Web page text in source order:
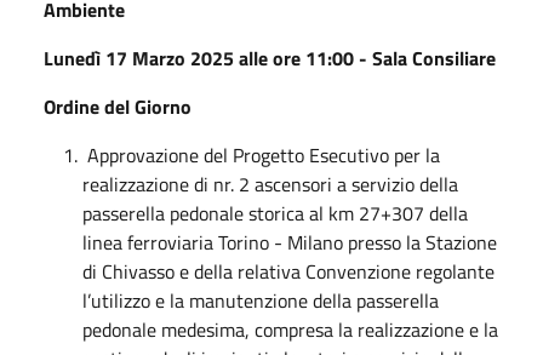
Ambiente
Lunedì 17 Marzo 2025 alle ore 11:00 - Sala Consiliare
Ordine del Giorno
Approvazione del Progetto Esecutivo per la
realizzazione di nr. 2 ascensori a servizio della
passerella pedonale storica al km 27+307 della
linea ferroviaria Torino - Milano presso la Stazione
di Chivasso e della relativa Convenzione regolante
l’utilizzo e la manutenzione della passerella
pedonale medesima, compresa la realizzazione e la